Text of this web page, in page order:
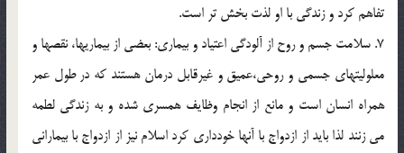
تفاهم كرد و زندگي با او لذت بخش تر است.
7. سلامت جسم و روح از آلودگي اعتياد و بيماري: بعضي از بيماريها، نقصها و
معلوليتهاي جسمي و روحي،عميق و غيرقابل درمان هستند كه در طول عمر
همراه انسان است و مانع از انجام وظايف همسري شده و به زندگي لطمه
مي زنند لذا بايد از ازدواج با آنها خودداري كرد اسلام نيز از ازدواج با بيماراني